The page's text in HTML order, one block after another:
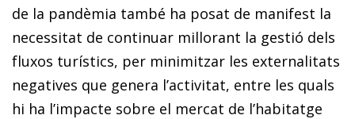
de la pandèmia també ha posat de manifest la
necessitat de continuar millorant la gestió dels
fluxos turístics, per minimitzar les externalitats
negatives que genera l’activitat, entre les quals
hi ha l’impacte sobre el mercat de l’habitatge